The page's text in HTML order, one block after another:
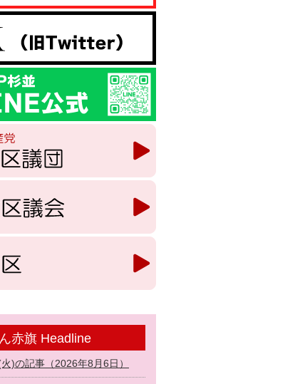
赤旗 Headline
)の記事（2026年8月6日）